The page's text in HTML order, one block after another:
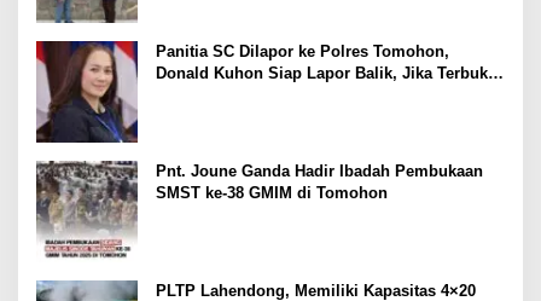
Panitia SC Dilapor ke Polres Tomohon,
Donald Kuhon Siap Lapor Balik, Jika Terbukti
Pnt. Joune Ganda Hadir Ibadah Pembukaan
SMST ke-38 GMIM di Tomohon
PLTP Lahendong, Memiliki Kapasitas 4×20